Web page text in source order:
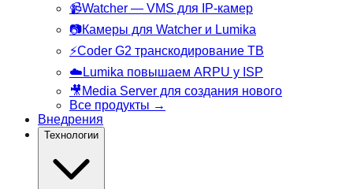
📹Watcher — VMS для IP-камер
📷Камеры для Watcher и Lumika
⚡Coder G2 транскодирование ТВ
☁️ Lumika повышаем ARPU у ISP
🎥 Media Server для создания нового
Все продукты →
Внедрения
Технологии